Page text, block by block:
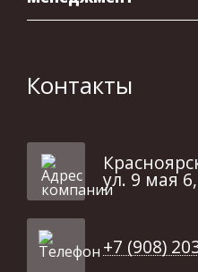
Контакты
ул. 9 мая
+7 (908)